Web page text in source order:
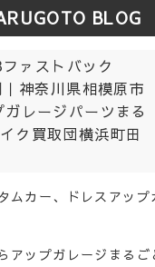
BLOG
ァストバック
神奈川県相模原市
レージパーツまる
ク買取団横浜町田
ムカー、ドレスアップ
アップガレージまるご